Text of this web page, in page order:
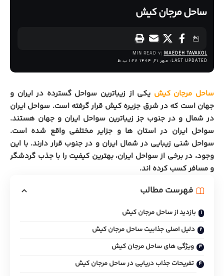
ساحل مرجان کیش
LAST UPDATED: مهر 21, 1404 1:27 ب.ظ
MAEDEH TAVAKOL
7 MIN READ
ساحل مرجان کیش یکی از زیباترین سواحل گسترده در ایران و
جهان است که در شرق جزیره کیش قرار گرفته است. سواحل ایران
در شمال و در جنوب جز زیباترین سواحل ایران و جهان هستند.
سواحل ایران در استان ها و جزایر مختلفی واقع شده است.
سواحل شنی زیبایی در شمال ایران و در جنوب قرار دارند. با این
وجود، در برخی از سواحل ایران، بهترین کیفیت را با جذب گردشگر
و مسافر کسب کرده اند.
فهرست مطالب
بازدید از ساحل مرجان کیش
دلیل اصلی جذابیت ساحل مرجان کیش
ویژگی های ساحل مرجان کیش
تفریحات جذاب دریایی در ساحل مرجان کیش